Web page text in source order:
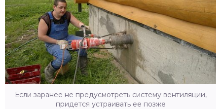
Если заранее не предусмотреть систему вентиляции,
придется устраивать ее позже